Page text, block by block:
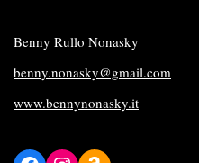
Benny Rullo Nonasky
benny.nonasky@gmail.com
www.bennynonasky.it